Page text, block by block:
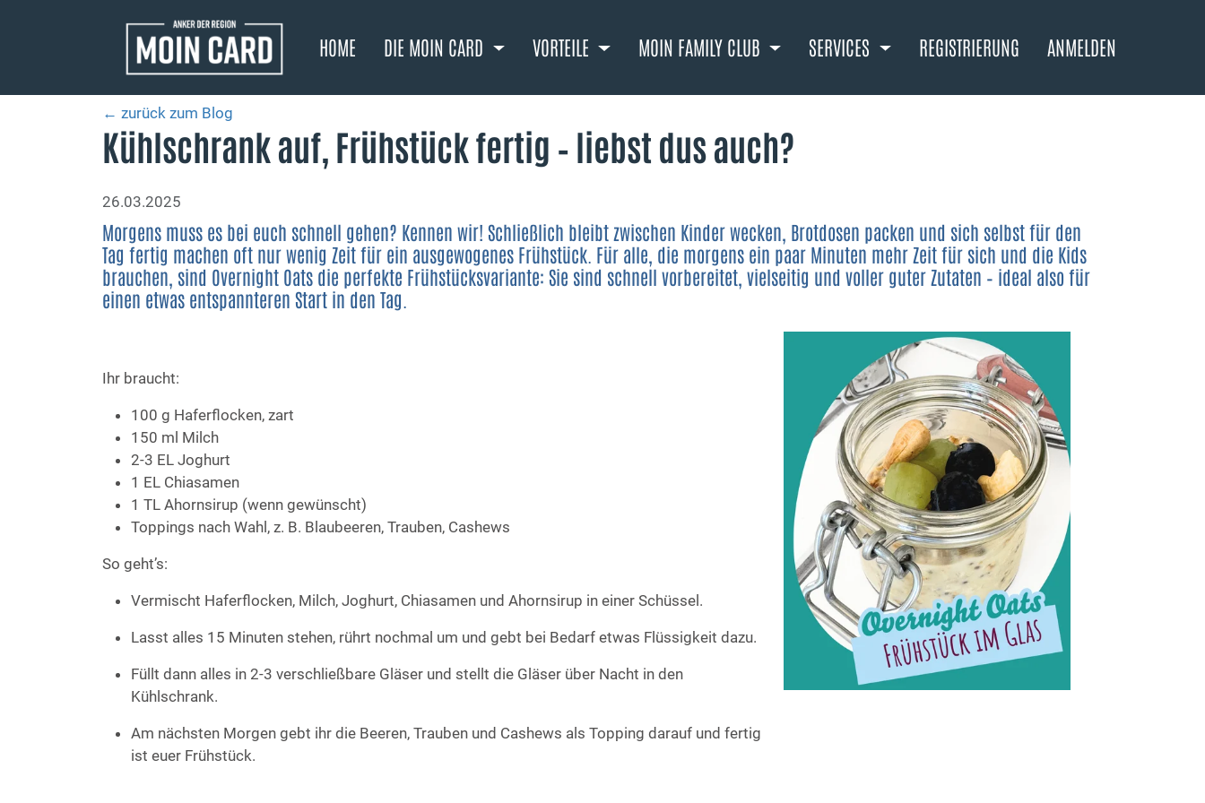
HOME DIE MOIN CARD VORTEILE MOIN FAMILY CLUB SERVICES REGISTRIERUNG ANMELDEN
← zurück zum Blog
Kühlschrank auf, Frühstück fertig – liebst dus auch?
26.03.2025
Morgens muss es bei euch schnell gehen? Kennen wir! Schließlich bleibt zwischen Kinder wecken, Brotdosen packen und sich selbst für den
Tag fertig machen oft nur wenig Zeit für ein ausgewogenes Frühstück. Für alle, die morgens ein paar Minuten mehr Zeit für sich und die Kids
brauchen, sind Overnight Oats die perfekte Frühstücksvariante: Sie sind schnell vorbereitet, vielseitig und voller guter Zutaten – ideal also für
einen etwas entspannteren Start in den Tag.
Ihr braucht:
100 g Haferflocken, zart
150 ml Milch
2-3 EL Joghurt
1 EL Chiasamen
1 TL Ahornsirup (wenn gewünscht)
Toppings nach Wahl, z. B. Blaubeeren, Trauben, Cashews
So geht’s:
Vermischt Haferflocken, Milch, Joghurt, Chiasamen und Ahornsirup in einer Schüssel.
Lasst alles 15 Minuten stehen, rührt nochmal um und gebt bei Bedarf etwas Flüssigkeit dazu.
Füllt dann alles in 2-3 verschließbare Gläser und stellt die Gläser über Nacht in den
Kühlschrank.
Am nächsten Morgen gebt ihr die Beeren, Trauben und Cashews als Topping darauf und fertig
ist euer Frühstück.